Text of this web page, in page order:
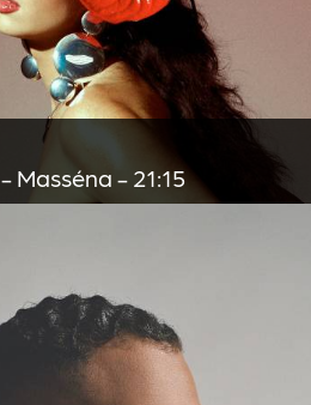
- Masséna - 21:15